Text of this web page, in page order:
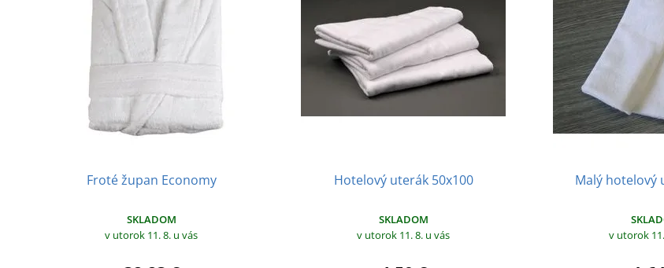
Froté župan Economy
SKLADOM
v utorok 11. 8. u vás
Hotelový uterák 50x100
SKLADOM
v utorok 11. 8. u vás
Malý hotelový
v utorok